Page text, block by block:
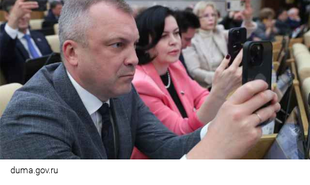
duma.gov.ru